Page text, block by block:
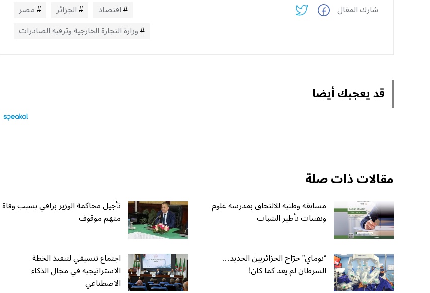
شارك المقال اقتصاد الجزائر
مصر
وزارة التجارة الخارجية وترقية الصادرات
قد يعجبك أيضا
مقالات ذات صلة
مسابقة وطنية للالتحاق بمدرسة علوم
وتقنيات تأطير الشباب
تأجيل محاكمة الوزير براقي بسبب وفاة
متهم موقوف
“توماي” جرّاح الجزائريين الجديد…
السرطان لم يعد كما كان!
اجتماع تنسيقي لتنفيذ الخطة
الاستراتيجية في مجال الذكاء
الاصطناعي